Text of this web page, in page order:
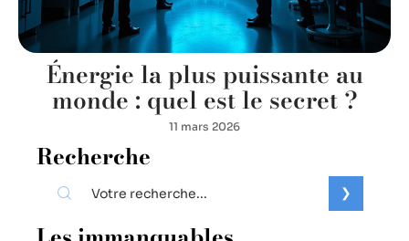
Énergie la plus puissante au
monde : quel est le secret ?
11 mars 2026
Recherche